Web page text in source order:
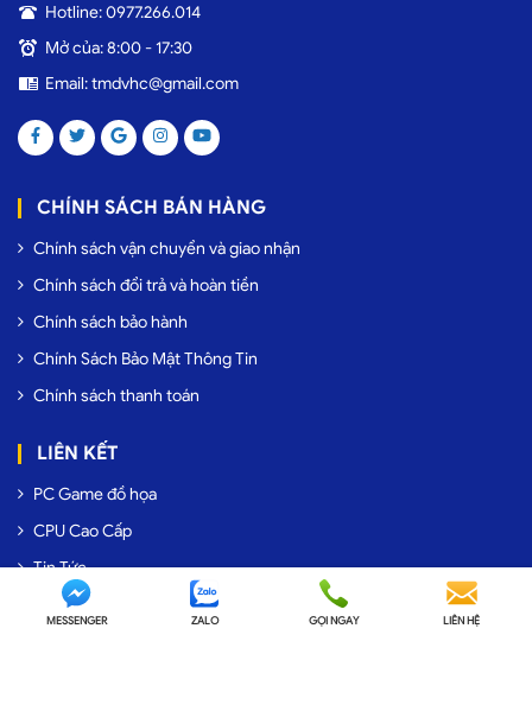
Hotline: 0977.266.014
Mở của: 8:00 - 17:30
Email: tmdvhc@gmail.com
CHÍNH SÁCH BÁN HÀNG
Chính sách vận chuyển và giao nhận
Chính sách đổi trả và hoàn tiền
Chính sách bảo hành
Chính Sách Bảo Mật Thông Tin
Chính sách thanh toán
LIÊN KẾT
PC Game đồ họa
CPU Cao Cấp
Tin Tức
Giới thiệu
MESSENGER ZALO GỌI NGAY LIÊN HỆ